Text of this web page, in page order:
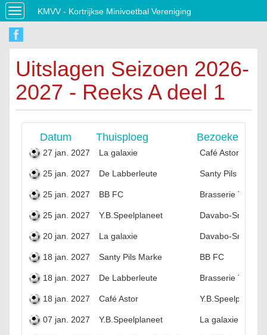
Toggle
navigation
KMVV - Kortrijkse Minivoetbal Vereniging
Uitslagen Seizoen 2026-
2027 - Reeks A deel 1
Datum Thuisploeg Bezoekers
27 jan. 2027 La galaxie Café Astor
25 jan. 2027 De Labberleute Santy Pils Marke
25 jan. 2027 BB FC Brasserie
25 jan. 2027 Y.B.Speelplaneet Davabo-Smooth
20 jan. 2027 La galaxie Davabo-Smooth
18 jan. 2027 Santy Pils Marke BB FC
18 jan. 2027 De Labberleute Brasserie
18 jan. 2027 Café Astor Y.B.Speelplaneet
07 jan. 2027 Y.B.Speelplaneet La galaxie